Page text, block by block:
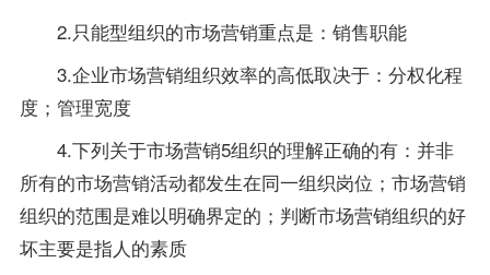
2.只能型组织的市场营销重点是：销售职能
3.企业市场营销组织效率的高低取决于：分权化程
度；管理宽度
4.下列关于市场营销5组织的理解正确的有：并非
所有的市场营销活动都发生在同一组织岗位；市场营销
组织的范围是难以明确界定的；判断市场营销组织的好
坏主要是指人的素质